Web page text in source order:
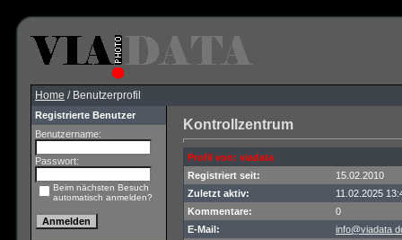
Home / Benutzerprofil
Registrierte Benutzer
Benutzername:
Passwort:
Beim nächsten Besuch
automatisch anmelden?
Kontrollzentrum
Profil von: viadata
Registriert seit:
15.02.2010
Zuletzt aktiv:
11.02.2025
Kommentare:
0
E-Mail:
info@viadata